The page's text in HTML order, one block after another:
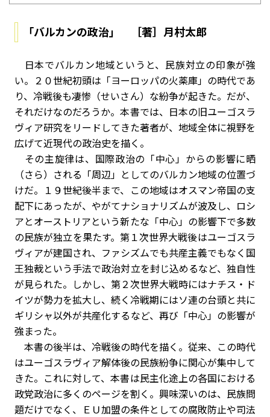
「バルカンの政治」 ［著］月村太郎
日本でバルカン地域というと、民族対立の印象が強
い。２０世紀初頭は「ヨーロッパの火薬庫」の時代であ
り、冷戦後も凄惨（せいさん）な紛争が起きた。だが、
それだけなのだろうか。本書では、日本の旧ユーゴスラ
ヴィア研究をリードしてきた著者が、地域全体に視野を
広げて近現代の政治史を描く。
その主旋律は、国際政治の「中心」からの影響に晒
（さら）される「周辺」としてのバルカン地域の位置づ
けだ。１９世紀後半まで、この地域はオスマン帝国の支
配下にあったが、やがてナショナリズムが波及し、ロシ
アとオーストリアという新たな「中心」の影響下で多数
の民族が独立を果たす。第１次世界大戦後はユーゴスラ
ヴィアが建国され、ファシズムでも共産主義でもなく国
王独裁という手法で政治対立を封じ込めるなど、独自性
が見られた。しかし、第２次世界大戦時にはナチス・ド
イツが勢力を拡大し、続く冷戦期にはソ連の台頭と共に
ギリシャ以外が共産化するなど、再び「中心」の影響が
強まった。
本書の後半は、冷戦後の時代を描く。従来、この時代
はユーゴスラヴィア解体後の民族紛争に関心が集中して
きた。これに対して、本書は民主化途上の各国における
政党政治に多くのページを割く。興味深いのは、民族問
題だけでなく、ＥＵ加盟の条件としての腐敗防止や司法